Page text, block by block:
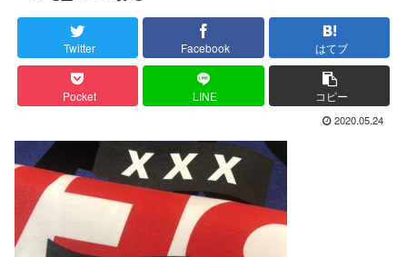
Twitter Facebook はてブ
Pocket LINE コピー
2020.05.24